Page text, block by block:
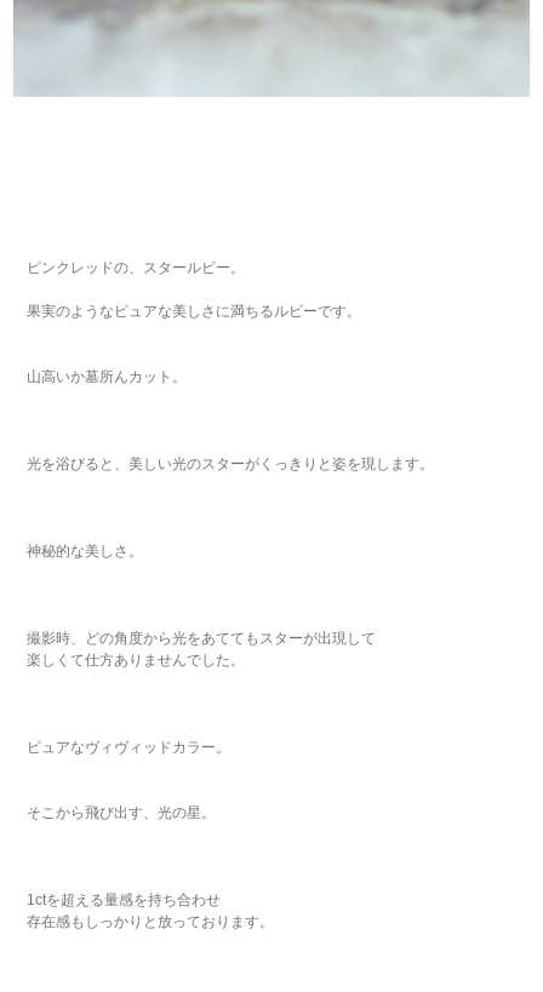
ピンクレッドの、スタールビー。
果実のようなピュアな美しさに満ちるルビーです。
山高いか墓所んカット。
光を浴びると、美しい光のスターがくっきりと姿を現します。
神秘的な美しさ。
撮影時、どの角度から光をあててもスターが出現して
楽しくて仕方ありませんでした。
ピュアなヴィヴィッドカラー。
そこから飛び出す、光の星。
1ctを超える量感を持ち合わせ
存在感もしっかりと放っております。